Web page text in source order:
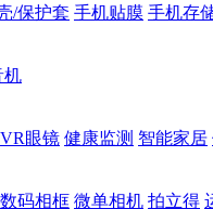
/保护套 手机贴膜 手机存
机
VR眼镜 健康监测 智能家居
数码相框 微单相机 拍立得